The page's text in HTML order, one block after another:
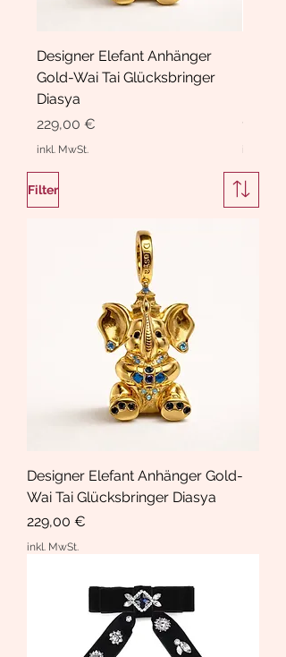
Designer Elefant Anhänger
Gold-Wai Tai Glücksbringer
Diasya
Preis
229,00 €
inkl. MwSt.
Preis
189,00
Filter
Designer Elefant Anhänger Gold-
Wai Tai Glücksbringer Diasya
Preis
229,00 €
inkl. MwSt.